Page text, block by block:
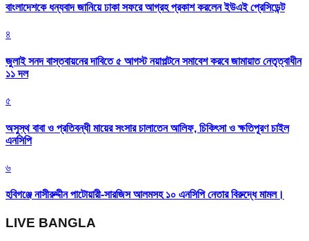
বাংলাদেশকে ধন্যবাদ জানিয়ে ঢাকা সফরে আগ্রহ প্রকাশ করলেন ইউএই প্রেসিডেন্ট
৪
জুলাই সনদ বাস্তবায়নের দাবিতে ৫ আগস্ট নয়াপল্টনে সমাবেশ করবে জামায়াত নেতৃত্বাধীন
১১ দল
৫
অসুস্থ বাবা ও প্রতিবন্ধী মায়ের সংসার চালাতেন আলিফ, চিকিৎসা ও ক্ষতিপূরণ চাইল
এনসিপি
৬
হবিগঞ্জে নাসীরুদ্দীন পাটোয়ারী-সারজিস আলমসহ ১০ এনসিপি নেতার বিরুদ্ধে মামল।
LIVE BANGLA